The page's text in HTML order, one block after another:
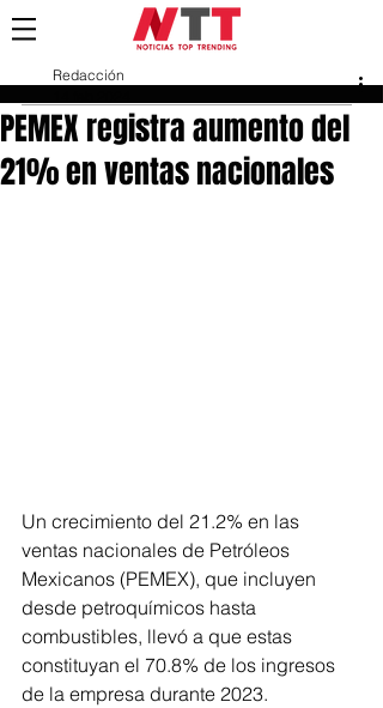
PEMEX registra aumento del
21% en ventas nacionales
Redacción
Un crecimiento del 21.2% en las
ventas nacionales de Petróleos
Mexicanos (PEMEX), que incluyen
desde petroquímicos hasta
combustibles, llevó a que estas
constituyan el 70.8% de los ingresos
de la empresa durante 2023.